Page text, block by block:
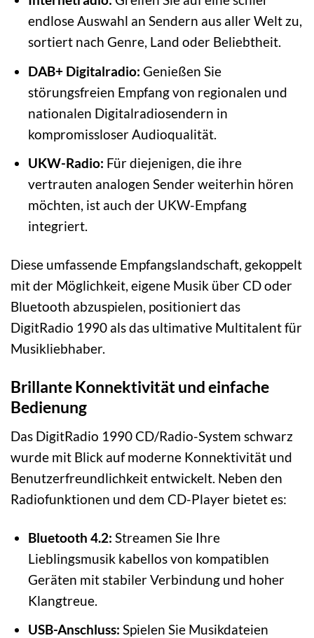
endlose Auswahl an Sendern aus aller Welt zu,
sortiert nach Genre, Land oder Beliebtheit.
DAB+ Digitalradio: Genießen Sie
störungsfreien Empfang von regionalen und
nationalen Digitalradiosendern in
kompromissloser Audioqualität.
UKW-Radio: Für diejenigen, die ihre
vertrauten analogen Sender weiterhin hören
möchten, ist auch der UKW-Empfang
integriert.
Diese umfassende Empfangslandschaft, gekoppelt
mit der Möglichkeit, eigene Musik über CD oder
Bluetooth abzuspielen, positioniert das
DigitRadio 1990 als das ultimative Multitalent für
Musikliebhaber.
Brillante Konnektivität und einfache
Bedienung
Das DigitRadio 1990 CD/Radio-System schwarz
wurde mit Blick auf moderne Konnektivität und
Benutzerfreundlichkeit entwickelt. Neben den
Radiofunktionen und dem CD-Player bietet es:
Bluetooth 4.2: Streamen Sie Ihre
Lieblingsmusik kabellos von kompatiblen
Geräten mit stabiler Verbindung und hoher
Klangtreue.
USB-Anschluss: Spielen Sie Musikdateien